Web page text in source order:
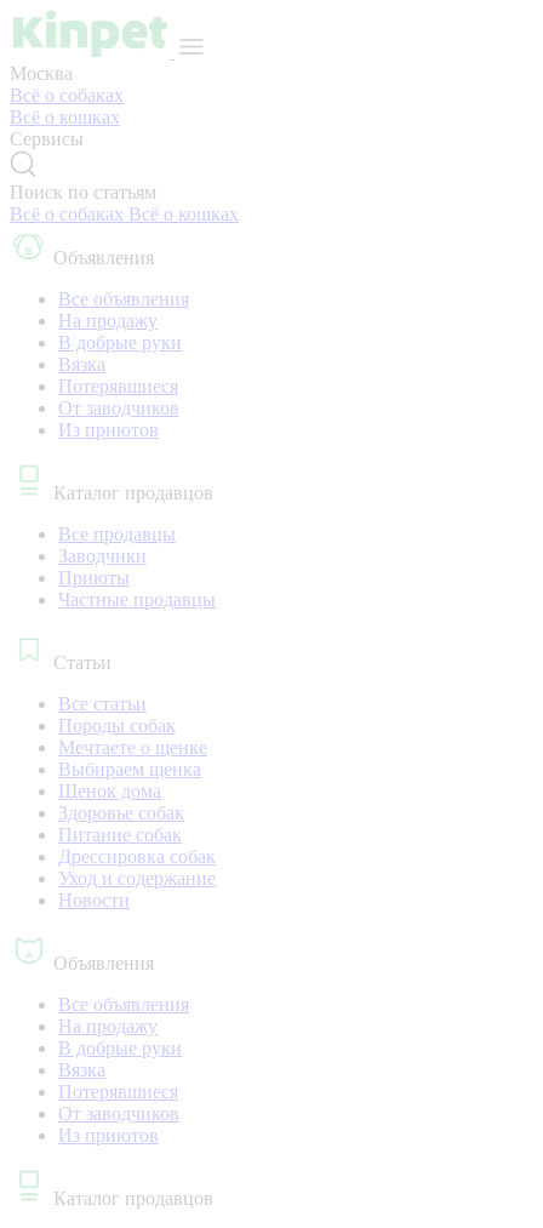
Москва
Всё о собаках
Всё о кошках
Сервисы
Поиск по статьям
Всё о собаках Всё о кошках
Объявления
Все объявления
На продажу
В добрые руки
Вязка
Потерявшиеся
От заводчиков
Из приютов
Каталог продавцов
Все продавцы
Заводчики
Приюты
Частные продавцы
Статьи
Все статьи
Породы собак
Мечтаете о щенке
Выбираем щенка
Щенок дома
Здоровье собак
Питание собак
Дрессировка собак
Уход и содержание
Новости
Объявления
Все объявления
На продажу
В добрые руки
Вязка
Потерявшиеся
От заводчиков
Из приютов
Каталог продавцов